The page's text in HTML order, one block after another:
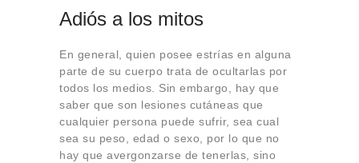
Adiós a los mitos
En general, quien posee estrías en alguna
parte de su cuerpo trata de ocultarlas por
todos los medios. Sin embargo, hay que
saber que son lesiones cutáneas que
cualquier persona puede sufrir, sea cual
sea su peso, edad o sexo, por lo que no
hay que avergonzarse de tenerlas, sino